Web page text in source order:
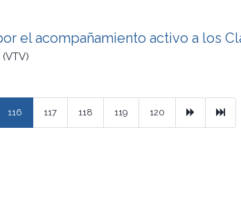
el acompañamiento activo a los
116 117 118 119 120 Next